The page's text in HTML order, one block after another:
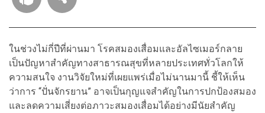
ในช่วงไม่กี่ปีที่ผ่านมา โรคสมองเสื่อมและอัลไซเมอร์กลาย
เป็นปัญหาสำคัญทางสาธารณสุขที่หลายประเทศทั่วโลกให้
ความสนใจ งานวิจัยใหม่ที่เผยแพร่เมื่อไม่นานมานี้ ชี้ให้เห็น
ว่าการ “ปั่นจักรยาน” อาจเป็นกุญแจสำคัญในการปกป้องสมอง
และลดความเสี่ยงต่อภาวะสมองเสื่อมได้อย่างมีนัยสำคัญ